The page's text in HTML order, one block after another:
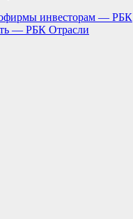
инвесторам — РБК
— РБК Отрасли